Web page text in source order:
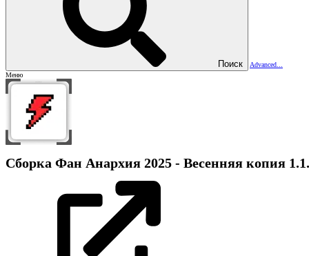
Поиск
Advanced...
Меню
Сборка Фан Анархия 2025 - Весенняя копия